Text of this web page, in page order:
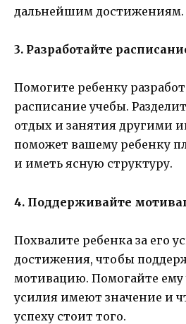
дальнейшим достижениям.
3. Разработайте
Помогите ребенку
расписание учебы.
отдых и занятия другими
поможет вашему ребенку
и иметь ясную структуру.
4. Поддерживайте
Похвалите ребенка за его
достижения, чтобы
мотивацию. Помогайте ему
усилия имеют значение и
успеху стоит того.